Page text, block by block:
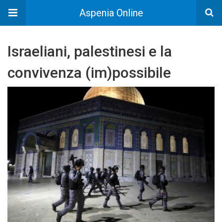
Aspenia Online
Israeliani, palestinesi e la
convivenza (im)possibile